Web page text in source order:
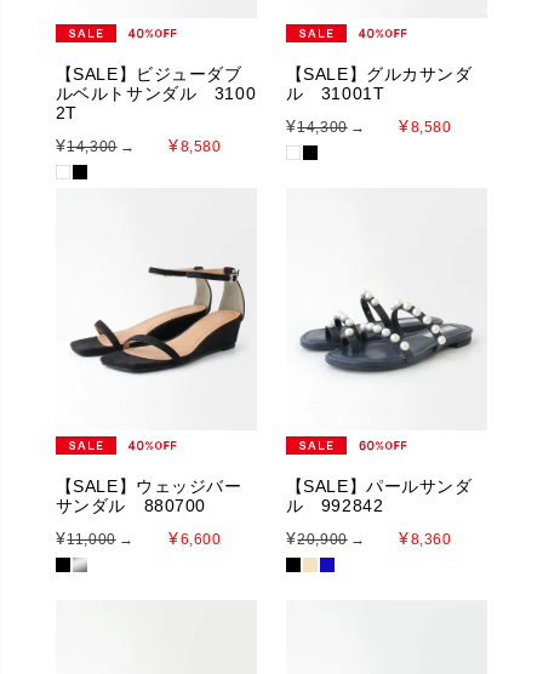
【SALE】ビジューダブ
ルベルトサンダル 3100
2T
¥14,300 → ¥8,580
【SALE】グルカサンダ
ル 31001T
¥14,300 → ¥8,580
【SALE】ウェッジバー
サンダル 880700
¥11,000 → ¥6,600
【SALE】パールサンダ
ル 992842
¥20,900 → ¥8,360